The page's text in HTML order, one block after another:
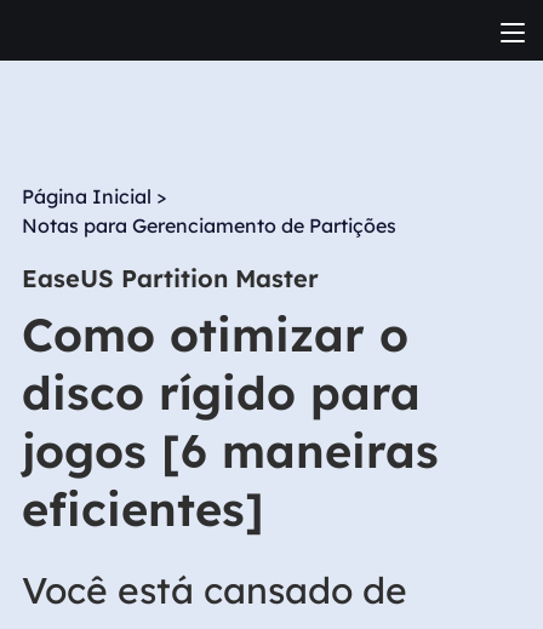
Página Inicial >
Notas para Gerenciamento de Partições
EaseUS Partition Master
Como otimizar o
disco rígido para
jogos [6 maneiras
eficientes]
Você está cansado de